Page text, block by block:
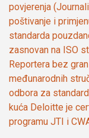
povjerenja
poštivanje i
standarda
zasnovan na ISO
Reportera bez
međunarodnih
odbora za
kuća Deloitte je
programu JTI i